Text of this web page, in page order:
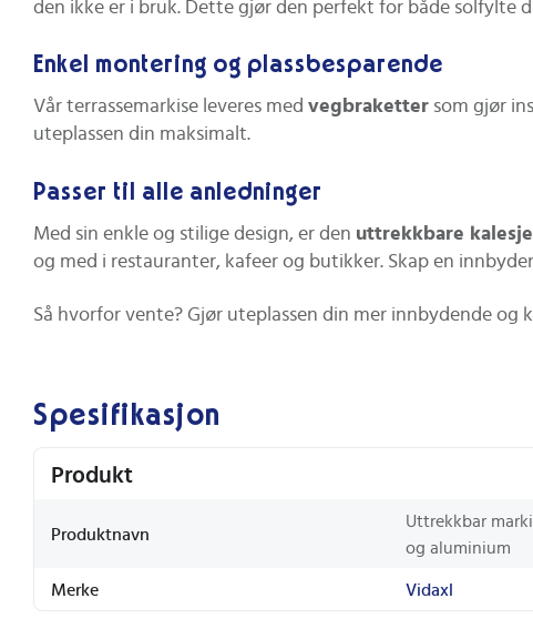
den ikke er i bruk. Dette gjør den perfekt for både solfylte
Enkel montering og plassbesparende
Vår terrassemarkise leveres med vegbraketter som gjør
uteplassen din maksimalt.
Passer til alle anledninger
Med sin enkle og stilige design, er den uttrekkbare
og med i restauranter, kafeer og butikker. Skap en
Så hvorfor vente? Gjør uteplassen din mer innbydende
Spesifikasjon
Produkt
Produktnavn
Uttrekkbar
og aluminium
Merke Vidaxl